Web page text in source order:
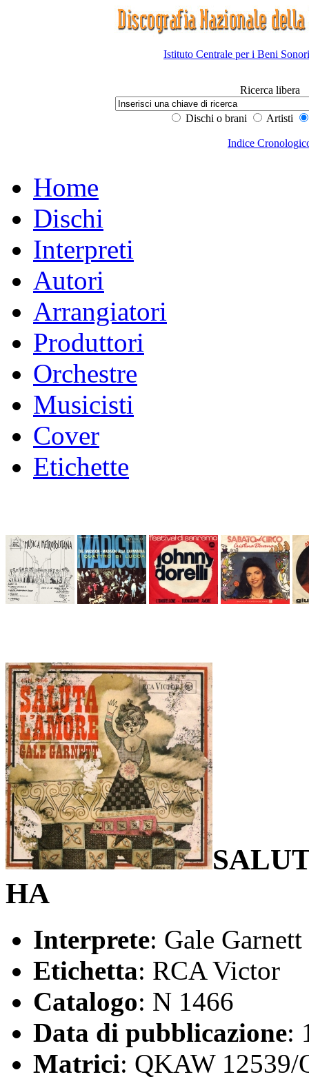
Istituto Centrale per i Beni
Ricerca libera
Dischi o brani Artisti
Indice
Home
Dischi
Interpreti
Autori
Arrangiatori
Produttori
Orchestre
Musicisti
Cover
Etichette
HA
Interprete: Gale Garnett
Etichetta: RCA Victor
Catalogo: N 1466
Data di pubblicazione:
Matrici: QKAW 12539/